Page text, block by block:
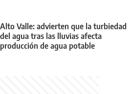
Alto Valle: advierten que la turbiedad
del agua tras las lluvias afecta
producción de agua potable